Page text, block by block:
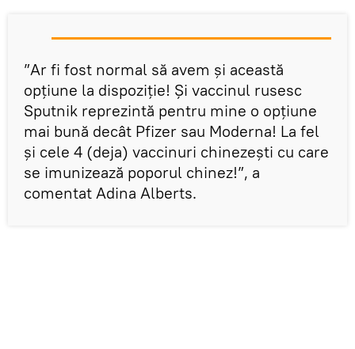
”Ar fi fost normal să avem și această
opțiune la dispoziție! Și vaccinul rusesc
Sputnik reprezintă pentru mine o opțiune
mai bună decât Pfizer sau Moderna! La fel
și cele 4 (deja) vaccinuri chinezești cu care
se imunizează poporul chinez!”, a
comentat Adina Alberts.